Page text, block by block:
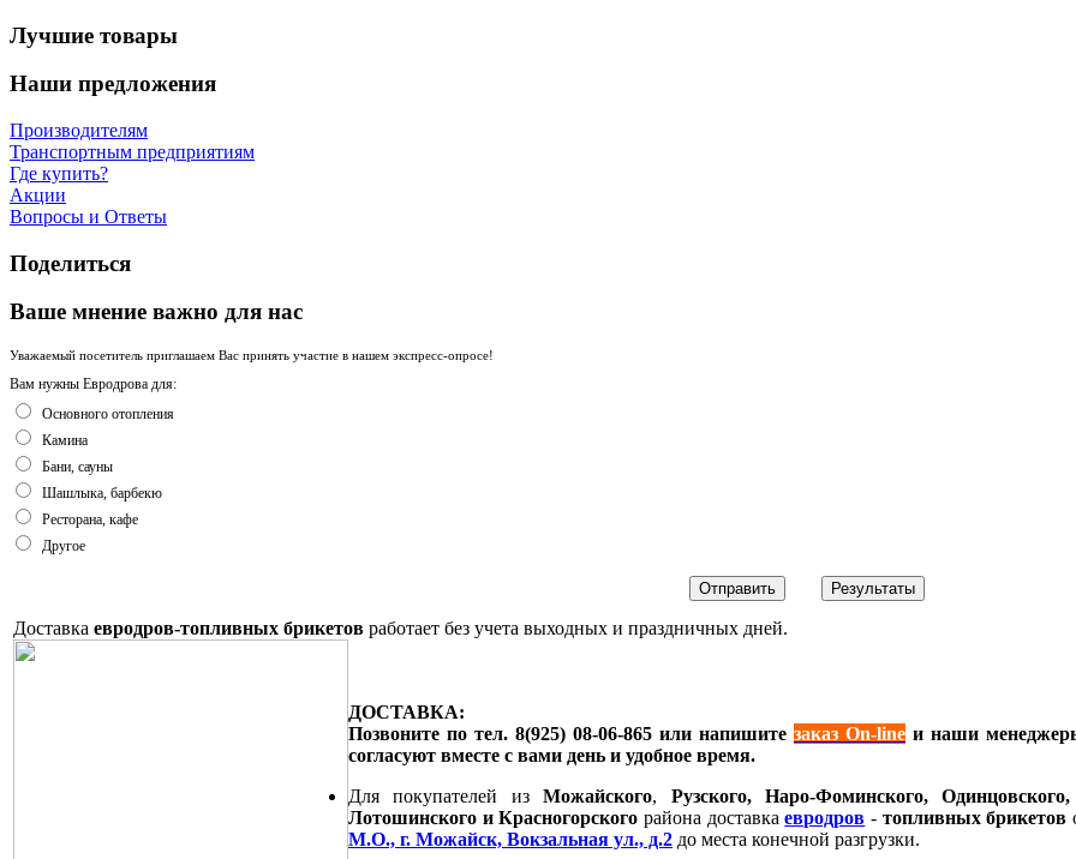
Лучшие товары
Наши предложения
Производителям
Транспортным предприятиям
Где купить?
Акции
Вопросы и Ответы
Поделиться
Ваше мнение важно для нас
Уважаемый посетитель приглашаем Вас принять участие в нашем экспресс-опросе!
Вам нужны Евродрова для:
Основного отопления
Камина
Бани, сауны
Шашлыка, барбекю
Ресторана, кафе
Другое
Доставка евродров-топливных брикетов работает без учета выходных и праздничных дней.
ДОСТАВКА:
Позвоните по тел. 8(925) 08-06-865 или напишите заказ On-line и наши
согласуют вместе с вами день и удобное время.
Для покупателей изМожайского, Рузского, Наро-Фоминского,
Лотошинского и Красногорского района доставкаевродров - топливных брикетов
М.О., г. Можайск, Вокзальная ул., д.2 до места конечной разгрузки.